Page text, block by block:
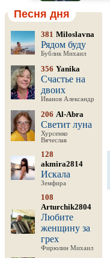
Песня дня
381 Miloslavna
Рядом буду
Бублик Михаил
356 Yanika
Счастье на
двоих
Иванов Александр
206 Al-Abra
Светит луна
Хурсенко
Вячеслав
128
akmira2814
Искала
Земфира
108
Arturchik2804
Любите
женщину за
грех
Фирюлин Михаил